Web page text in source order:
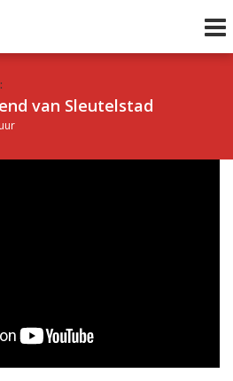
van Sleutelstad